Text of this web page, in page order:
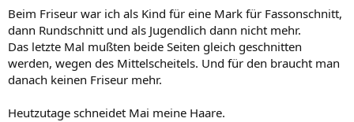
Beim Friseur war ich als Kind für eine Mark für Fassonschnitt,
dann Rundschnitt und als Jugendlich dann nicht mehr.
Das letzte Mal mußten beide Seiten gleich geschnitten
werden, wegen des Mittelscheitels. Und für den braucht man
danach keinen Friseur mehr.
Heutzutage schneidet Mai meine Haare.